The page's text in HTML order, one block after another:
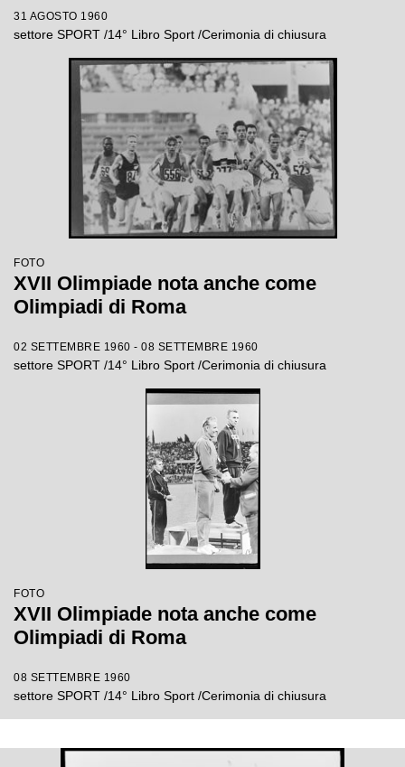
31 AGOSTO 1960
settore SPORT /14° Libro Sport /Cerimonia di chiusura
FOTO
XVII Olimpiade nota anche come
Olimpiadi di Roma
02 SETTEMBRE 1960 - 08 SETTEMBRE 1960
settore SPORT /14° Libro Sport /Cerimonia di chiusura
FOTO
XVII Olimpiade nota anche come
Olimpiadi di Roma
08 SETTEMBRE 1960
settore SPORT /14° Libro Sport /Cerimonia di chiusura